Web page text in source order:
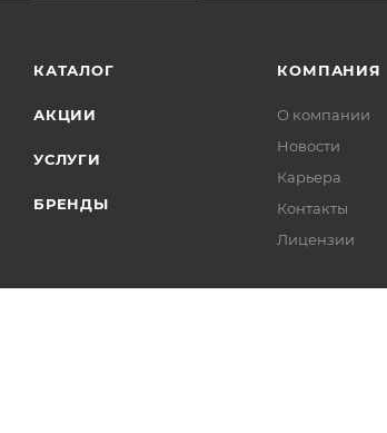
КАТАЛОГ
АКЦИИ
УСЛУГИ
БРЕНДЫ
КОМПАНИЯ
О компании
Новости
Карьера
Контакты
Лицензии